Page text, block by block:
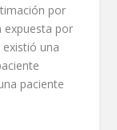
por
expuesta por
una
paciente